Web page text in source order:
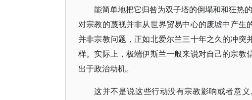
能简单地把它归咎为双子塔的倒塌和和狂热
对宗教的蔑视并非从世界贸易中心的废墟中产
并非宗教问题，正如北爱尔兰三十年之久的冲
样。实际上，极端伊斯兰一般来说对自己的宗
出于政治动机。
这并不是说这些行动没有宗教影响或者意